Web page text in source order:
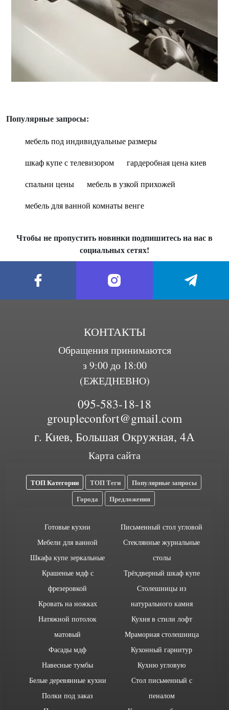
Популярные запросы:
мебель под индивидуальные размеры
шкаф купе с телевизором
гардеробная цена киев
спальни цены
мебель в узкой прихожей
мебель для ванной комнаты венге
Чтобы не пропустить новинки подпишитесь на нас в
социальных сетях!
КОНТАКТЫ
Обращения принимаются
з 9:00 до 18:00
(ЕЖЕДНЕВНО)
095-583-18-18
groupleconfort@gmail.com
г. Киев, Большая Окружная, 4А
Карта сайта
ТОП Категории ТОП Теги
Популярные запросы
Города
Предложения
Готовые кухни
Мебели для ванной
Шкафа купе зеркальные
Крашеные мдф с
фрезеровкой
Кровать на ножках
Натяжной потолок
матовый
Фасады мдф
Навесные тумбы
Письменный стол угловой
Стеклянные журнальные
столы
Трёхдверный шкаф купе
Столешницы из
натурального камня
Кухня в стили лофт
Мраморная столешница
Кухонный гарнитур
Кухню угловую
Белые деревянные кухни
Полки под заказ
Стол письменный с
пеналом